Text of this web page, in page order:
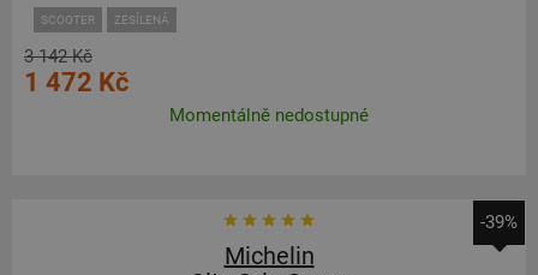
SCOOTER ZESÍLENÁ
3 142 Kč
1 472 Kč
Momentálně nedostupné
-39%
Michelin